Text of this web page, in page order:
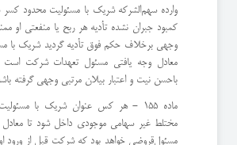
وارده سهم‌الشركه شریك با مسئولیت محدود كسر
كمبود جبران نشده تأدیه هر ربح یا منفعتی او
وجهی برخلاف حكم فوق تأدیه گردید شریك با
معادل وجه یافتی مسئول تعهدات شركت
با‌حسن نیت و اعتبار بیلان مرتبی وجهی گرفته
ماده 155 - هر كس عنوان شریك با
مختلط غیر سهامی موجودی داخل شود تا معادل
مسئول‌قروضی خواهد بود كه شركت قبل از ورود